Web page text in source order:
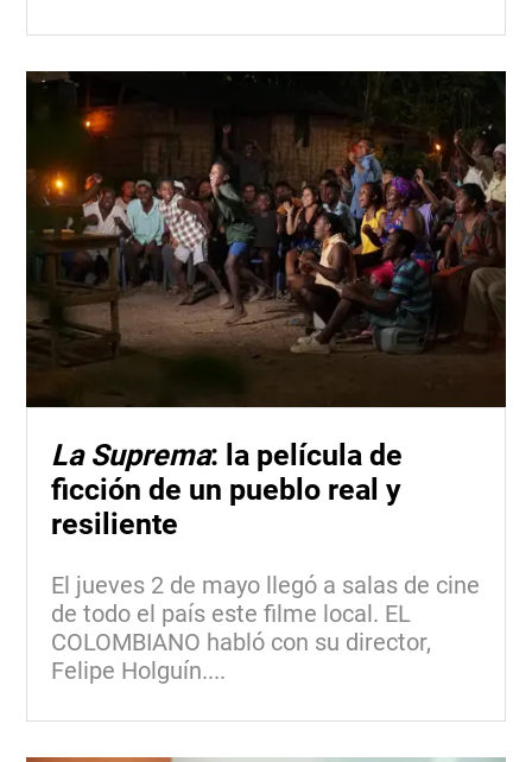
La Suprema: la película de
ficción de un pueblo real y
resiliente
El jueves 2 de mayo llegó a salas de cine
de todo el país este filme local. EL
COLOMBIANO habló con su director,
Felipe Holguín....